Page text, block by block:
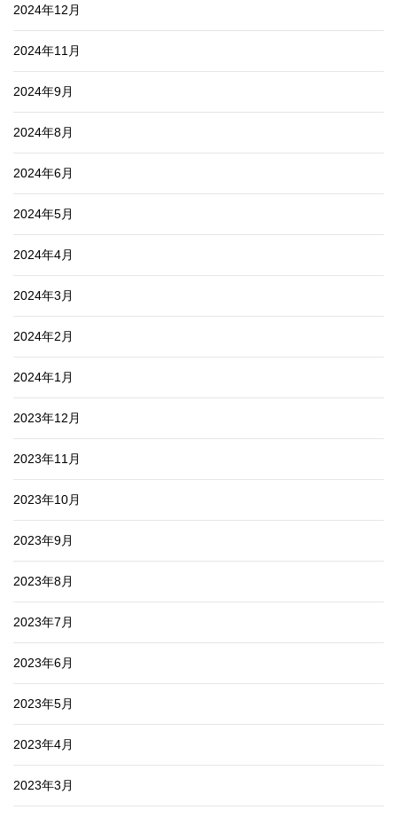
2024年12月
2024年11月
2024年9月
2024年8月
2024年6月
2024年5月
2024年4月
2024年3月
2024年2月
2024年1月
2023年12月
2023年11月
2023年10月
2023年9月
2023年8月
2023年7月
2023年6月
2023年5月
2023年4月
2023年3月